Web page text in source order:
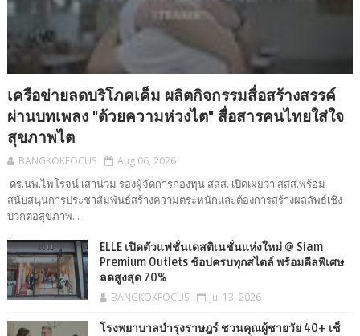
เครือข่ายลดบริโภคเค็ม ผลิตกิจกรรมสื่อสร้างสรรค์
ผ่านบทเพลง "ด้วยความห่วงไต" สื่อสารคนไทยใส่ใจ
สุขภาพไต
BANGKOKFOCUS Aug 06, 2026
ดร.นพ.ไพโรจน์ เสาน่วม รองผู้จัดการกองทุน สสส. เปิดเผยว่า สสส.พร้อม
สนับสนุนการประชาสัมพันธ์สร้างความตระหนักและต้องการสร้างผลลัพธ์เชิง
บวกต่อสุขภาพ...
ELLE เปิดตัวแฟชั่นเดสติเนชั่นแห่งใหม่ @ Siam
Premium Outlets ช้อปครบทุกสไตล์ พร้อมดีลพิเศษ
ลดสูงสุด 70%
BANGKOKFOCUS
Jul 13, 2026
โรงพยาบาลบำรุงราษฎร์ ชวนคุณผู้ชายวัย 40+ เช็